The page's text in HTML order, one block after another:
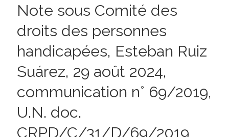
Note sous Comité des
droits des personnes
handicapées, Esteban Ruiz
Suárez, 29 août 2024,
communication n° 69/2019,
U.N. doc.
CRPD/C/31/D/69/2019